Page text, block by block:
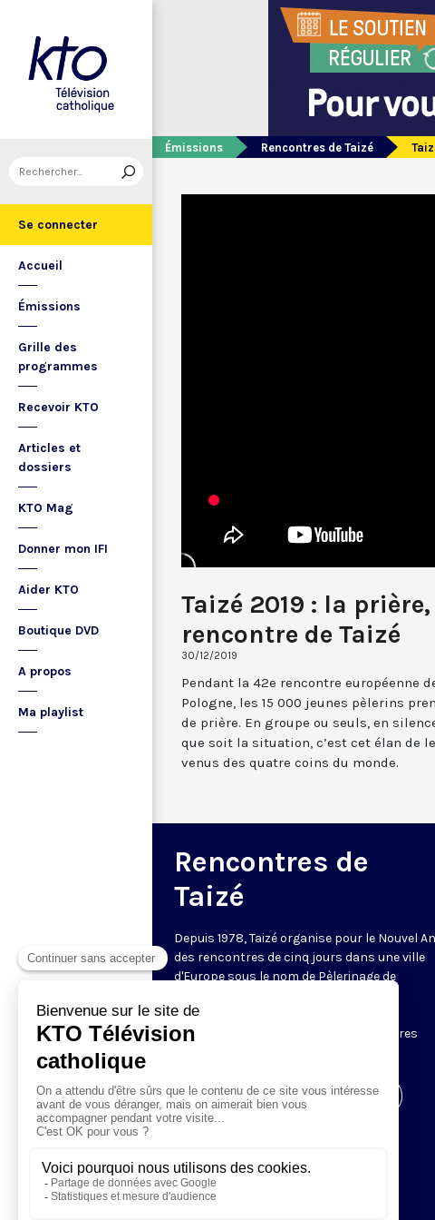
Se connecter
Accueil
Émissions
Grille des
programmes
Recevoir KTO
Articles et
dossiers
KTO Mag
Donner mon IFI
Aider KTO
Boutique DVD
A propos
Ma playlist
Émissions Rencontres de Taizé
Taizé 2019 : la
rencontre de Taizé
30/12/2019
Pendant la 42e rencontre européenne
Pologne, les 15 000 jeunes pèlerins
de prière. En groupe ou seuls, en
que soit la situation, c’est cet élan de
venus des quatre coins du monde.
Rencontres de
Taizé
Depuis 1978, Taizé organise pour le Nouvel An
des rencontres de cinq jours dans une ville
d'Europe sous le nom de Pèlerinage de
milliers de jeunes y assistent et sont
hébergés dans les familles ou les centres
Visiter la page de l'émission